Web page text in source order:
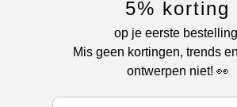
5% korting
op je eerste
Mis geen kortingen, trends
ontwerpen niet! 👀